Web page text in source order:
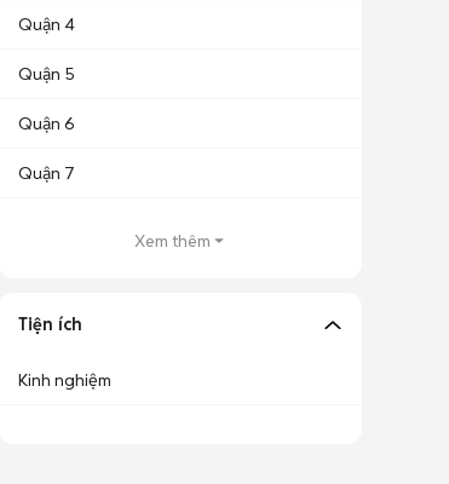
Quận 4
Quận 5
Quận 6
Quận 7
Xem thêm
Tiện ích
Kinh nghiệm